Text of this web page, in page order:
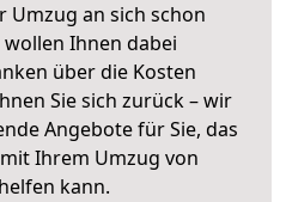
Umzug an sich schon
Ihnen dabei
über die Kosten
Sie sich zurück – wir
Angebote für Sie, das
mit Ihrem Umzug von
kann.